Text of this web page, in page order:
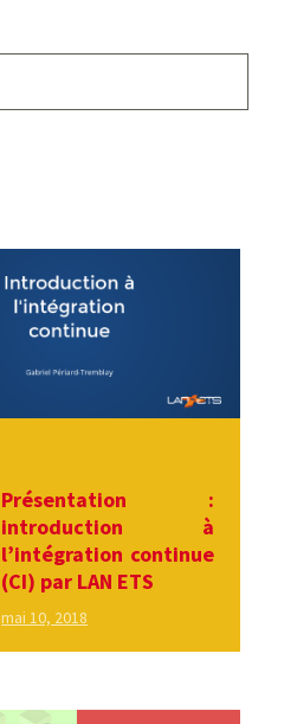
Présentation :
introduction à
l’intégration continue
(CI) par LAN ETS
mai 10, 2018